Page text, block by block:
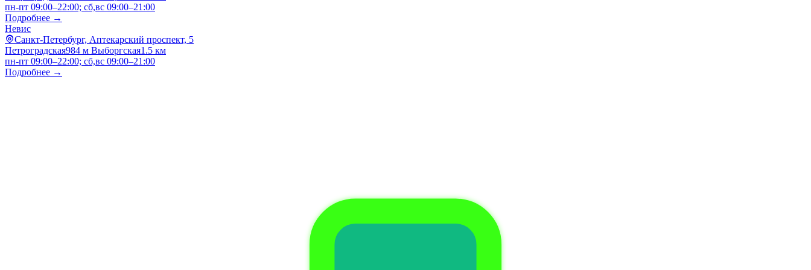
пн-пт 09:00–22:00; сб,вс 09:00–21:00
Подробнее →
Невис
Санкт-Петербург, Аптекарский проспект, 5
Петроградская984 м Выборгская1.5 км
пн-пт 09:00–22:00; сб,вс 09:00–21:00
Подробнее →